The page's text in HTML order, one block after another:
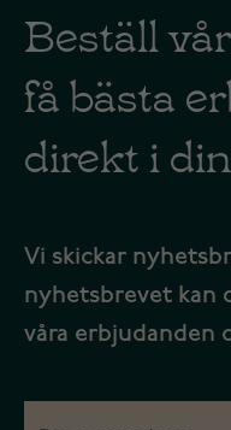
Beställ
få bästa
direkt i
Vi skickar
nyhetsbrevet kan
våra erbjudanden